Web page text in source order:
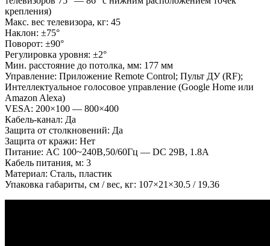
крепления)
Макс. вес телевизора, кг: 45
Наклон: ±75°
Поворот: ±90°
Регулировка уровня: ±2°
Мин. расстояние до потолка, мм: 177 мм
Управление: Приложение Remote Control; Пульт ДУ (RF);
Интеллектуальное голосовое управление (Google Home или
Amazon Alexa)
VESA: 200×100 — 800×400
Кабель-канал: Да
Защита от столкновений: Да
Защита от кражи: Нет
Питание: AC 100~240B,50/60Гц — DC 29B, 1.8A
Кабель питания, м: 3
Материал: Cталь, пластик
Упаковка габариты, см / вес, кг: 107×21×30.5 / 19.36